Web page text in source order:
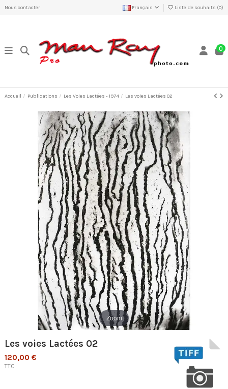
Nous contacter Français Liste de souhaits (0)
0
Accueil Publications Les Voies Lactées - 1974 Les voies Lactées 02
Zoom
Les voies Lactées 02
120,00 €
TTC